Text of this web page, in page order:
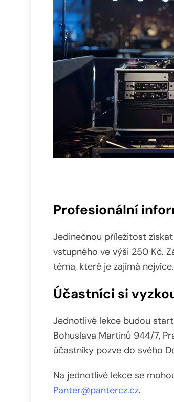
Profesionální
Jedinečnou příležitost
vstupného ve výši 250 Kč.
téma, které je zajímá nejvíce.
Účastníci si
Jednotlivé lekce budou
Bohuslava Martinů 944/7,
účastníky pozve do svého
Na jednotlivé lekce se
Panter@pantercz.cz.